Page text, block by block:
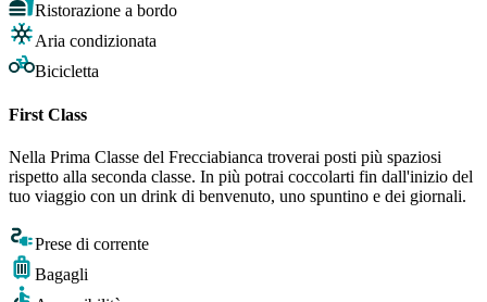
Ristorazione a bordo
Aria condizionata
Bicicletta
First Class
Nella Prima Classe del Frecciabianca troverai posti più spaziosi
rispetto alla seconda classe. In più potrai coccolarti fin dall'inizio del
tuo viaggio con un drink di benvenuto, uno spuntino e dei giornali.
Prese di corrente
Bagagli